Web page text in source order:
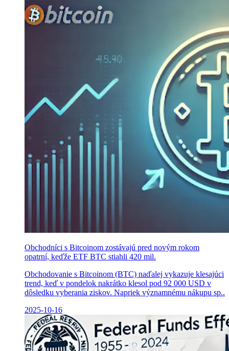
Obchodníci s Bitcoinom zostávajú pred novým rokom
opatrní, keďže ETF BTC stiahli 420 mil.
Obchodovanie s Bitcoinom (BTC) naďalej vykazuje klesajúci
trend, keď v pondelok nakrátko klesol pod 92 000 USD v
dôsledku vyberania ziskov. Napriek významnému nákupu sp..
2025-10-16